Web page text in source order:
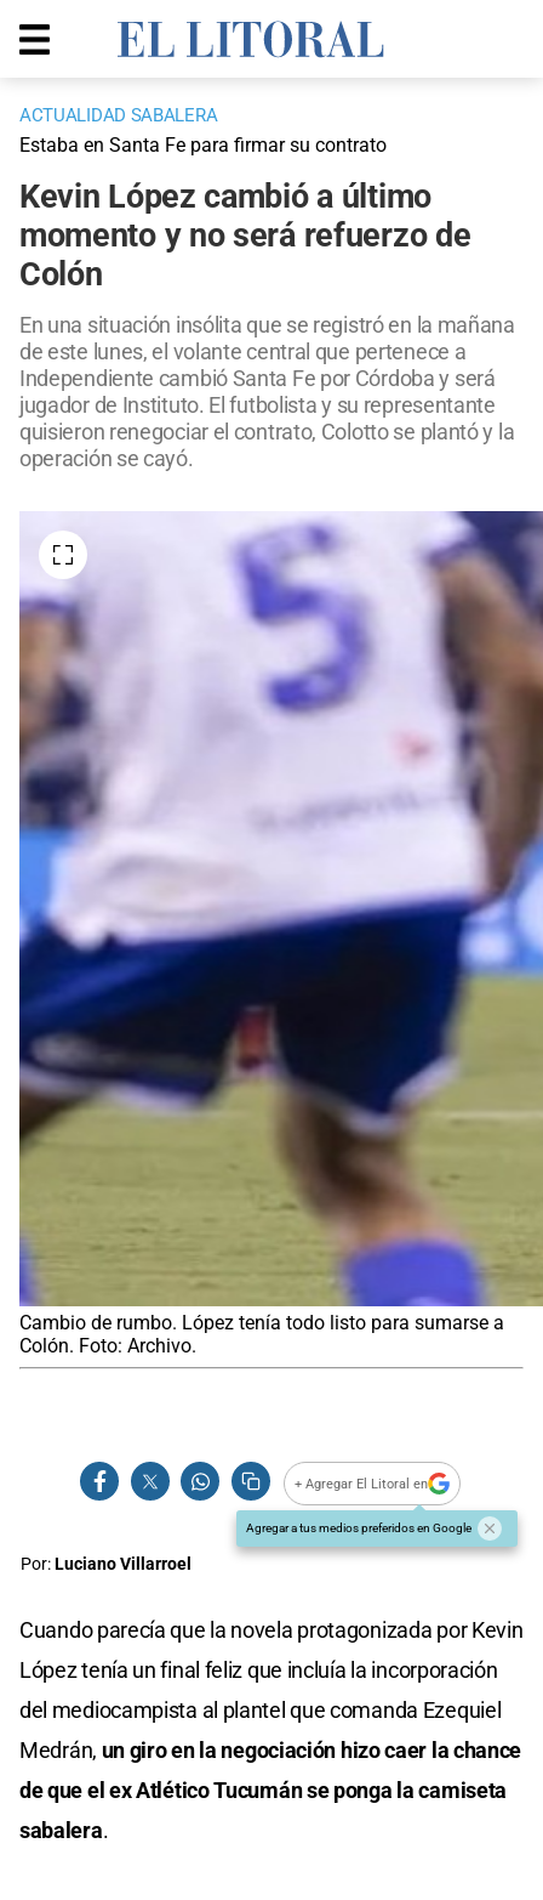
ACTUALIDAD SABALERA
Estaba en Santa Fe para firmar su contrato
Kevin López cambió a último
momento y no será refuerzo de
Colón
En una situación insólita que se registró en la mañana
de este lunes, el volante central que pertenece a
Independiente cambió Santa Fe por Córdoba y será
jugador de Instituto. El futbolista y su representante
quisieron renegociar el contrato, Colotto se plantó y la
operación se cayó.
Cambio de rumbo. López tenía todo listo para sumarse a
Colón. Foto: Archivo.
+ Agregar El Litoral en
Agregar a tus medios preferidos en Google
Por:Luciano Villarroel
Cuando parecía que la novela protagonizada por Kevin
López tenía un final feliz que incluía la incorporación
del mediocampista al plantel que comanda Ezequiel
Medrán, un giro en la negociación hizo caer la chance
de que el ex Atlético Tucumán se ponga la camiseta
sabalera.